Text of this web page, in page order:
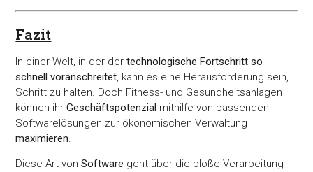
Statistiken
Marketing
Fazit
In einer Welt, in der dertechnologische Fortschritt so
schnell voranschreitet, kann es eine Herausforderung sein,
Schritt zu halten. Doch Fitness- und Gesundheitsanlagen
können ihrGeschäftspotenzial mithilfe von passenden
Softwarelösungen zur ökonomischen Verwaltung
maximieren.
Diese Art vonSoftware geht über die bloße Verarbeitung